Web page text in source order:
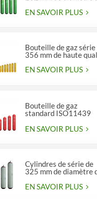
EN SAVOIR PLUS
Bouteille de gaz série
356 mm de haute
EN SAVOIR PLUS
Bouteille de gaz
standard ISO11439
EN SAVOIR PLUS
Cylindres de série de
325 mm de diamètre
véhicules
EN SAVOIR PLUS